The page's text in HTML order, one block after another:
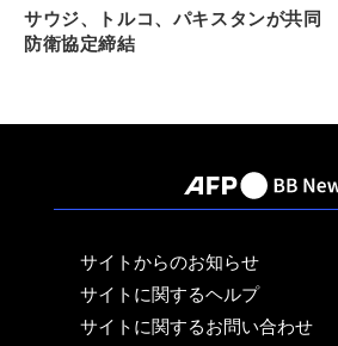
サウジ、トルコ、パキスタンが共同
防衛協定締結
サイトからのお知らせ
サイトに関するヘルプ
サイトに関するお問い合わせ